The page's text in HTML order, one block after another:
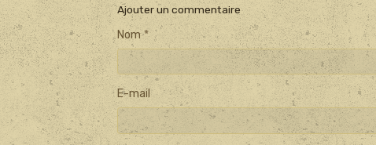
Ajouter un commentaire
Nom
E-mail